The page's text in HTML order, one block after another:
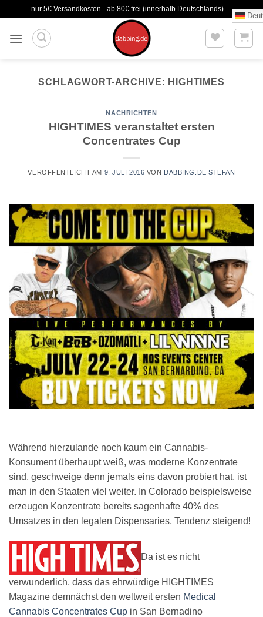
springen
nur 5€ Versandkosten - ab 80€ frei (innerhalb Deutschlands)
SCHLAGWORT-ARCHIVE: HIGHTIMES
NACHRICHTEN
HIGHTIMES veranstaltet ersten
Concentrates Cup
VERÖFFENTLICHT AM 9. JULI 2016 VON DABBING.DE STEFAN
Während hierzulande noch kaum ein Cannabis-
Konsument überhaupt weiß, was moderne Konzentrate
sind, geschweige denn jemals eins davon probiert hat, ist
man in den Staaten viel weiter. In Colorado beispielsweise
erzeugen Konzentrate bereits sagenhafte 40% des
Umsatzes in den legalen Dispensaries, Tendenz steigend!
Da ist es nicht
verwunderlich, dass das ehrwürdige HIGHTIMES
Magazine demnächst den weltweit ersten Medical
Cannabis Concentrates Cup in San Bernadino